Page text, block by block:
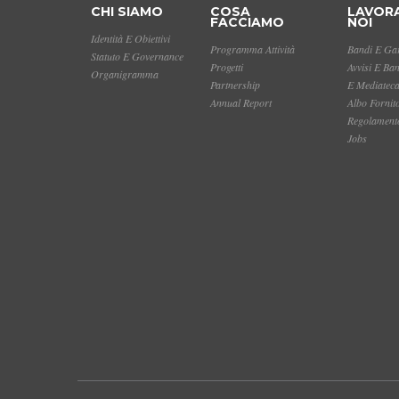
CHI SIAMO
Identità E Obiettivi
Statuto E Governance
Organigramma
COSA
FACCIAMO
Programma Attività
Progetti
Partnership
Annual Report
NOI
Bandi E
Avvisi E
E Mediateca
Albo
Jobs